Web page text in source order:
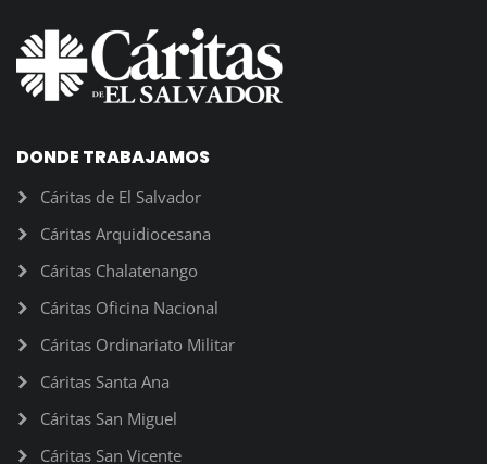
DONDE TRABAJAMOS
Cáritas de El Salvador
Cáritas Arquidiocesana
Cáritas Chalatenango
Cáritas Oficina Nacional
Cáritas Ordinariato Militar
Cáritas Santa Ana
Cáritas San Miguel
Cáritas San Vicente